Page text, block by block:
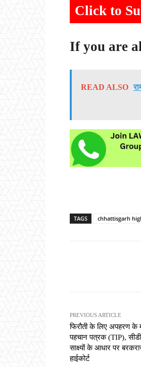
Click to
If you are
READ ALSO
TAGS chhattisgarh
PREVIOUS ARTICLE
फिरौती के लिए अपहरण के
पहचान पत्रक (TIP),
साक्ष्यों के आधार पर
हाईकोर्ट